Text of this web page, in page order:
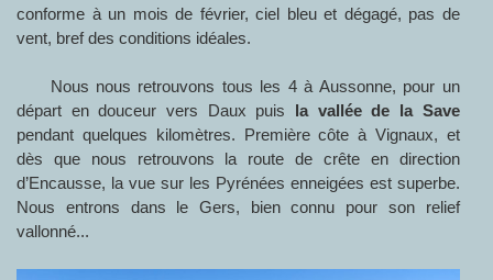
conforme à un mois de février, ciel bleu et dégagé, pas de
vent, bref des conditions idéales.
Nous nous retrouvons tous les 4 à Aussonne, pour un
départ en douceur vers Daux puis la vallée de la Save
pendant quelques kilomètres. Première côte à Vignaux, et
dès que nous retrouvons la route de crête en direction
d’Encausse, la vue sur les Pyrénées enneigées est superbe.
Nous entrons dans le Gers, bien connu pour son relief
vallonné...